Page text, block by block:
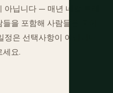
닙니다 — 매년 네팔 트레
을 포함해 사람들을 죽이
은 선택사항이 아닙니다.
세요.